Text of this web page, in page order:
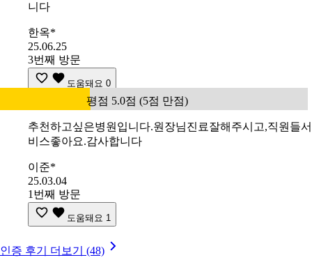
니다
한옥*
25.06.25
3번째 방문
도움돼요 0
평점 5.0점 (5점 만점)
추천하고싶은병원입니다.원장님진료잘해주시고,직원들서
비스좋아요.감사합니다
이준*
25.03.04
1번째 방문
도움돼요 1
인증 후기 더보기 (48)